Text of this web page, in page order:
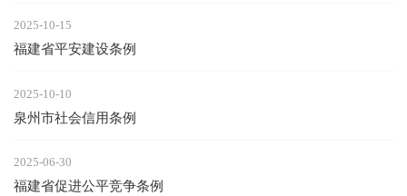
2025-10-15
福建省平安建设条例
2025-10-10
泉州市社会信用条例
2025-06-30
福建省促进公平竞争条例